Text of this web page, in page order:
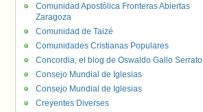
Comunidad Apostólica Fronteras Abiertas
Zaragoza
Comunidad de Taizé
Comunidades Cristianas Populares
Concordia, el blog de Oswaldo Gallo Serrato
Consejo Mundial de Iglesias
Consejo Mundial de Iglesias
Creyentes Diverses